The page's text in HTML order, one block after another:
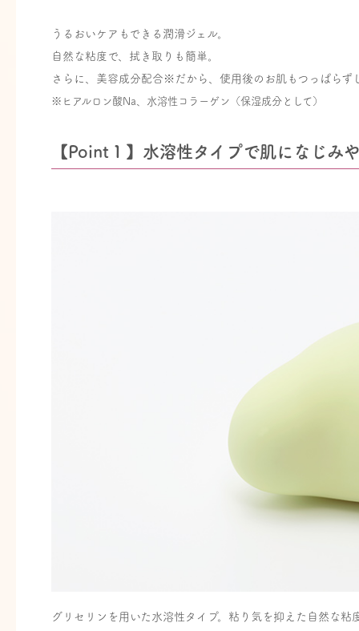
うるおいケアもできる潤滑ジェル。
自然な粘度で、拭き取りも簡単。
さらに、美容成分配合※だから、使用後のお肌もつっぱらず
※ヒアルロン酸Na、水溶性コラーゲン（保湿成分として）
【Point１】水溶性タイプで肌になじみ
グリセリンを用いた水溶性タイプ。粘り気を抑えた自然な